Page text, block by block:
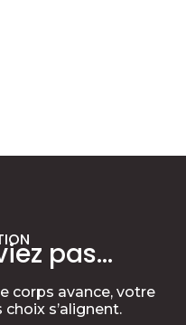
pas…
corps avance, votre
s’alignent.